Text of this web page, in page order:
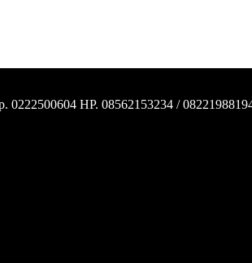
0222500604 HP. 08562153234 /